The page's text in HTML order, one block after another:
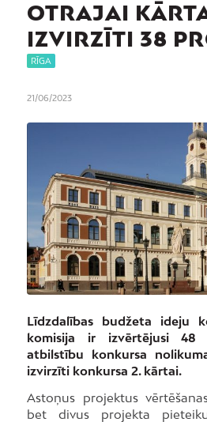
OTRAJAI
IZVIRZĪTI 38
RĪGA
21/06/2023
Līdzdalības budžeta ideju
komisija ir izvērtējusi 48
atbilstību konkursa
izvirzīti konkursa 2. kārtai.
Astoņus projektus
bet divus projekta